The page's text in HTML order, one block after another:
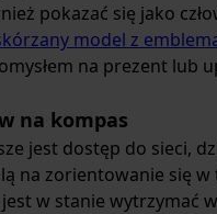
pokazać się jako
model z
na prezent
na kompas
jest dostęp do sieci,
na zorientowanie się w
w stanie wytrzymać